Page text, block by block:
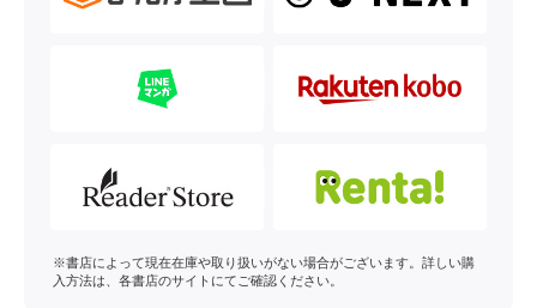
※書店によって現在在庫や取り扱いがない場合がございます。詳しい購
入方法は、各書店のサイトにてご確認ください。